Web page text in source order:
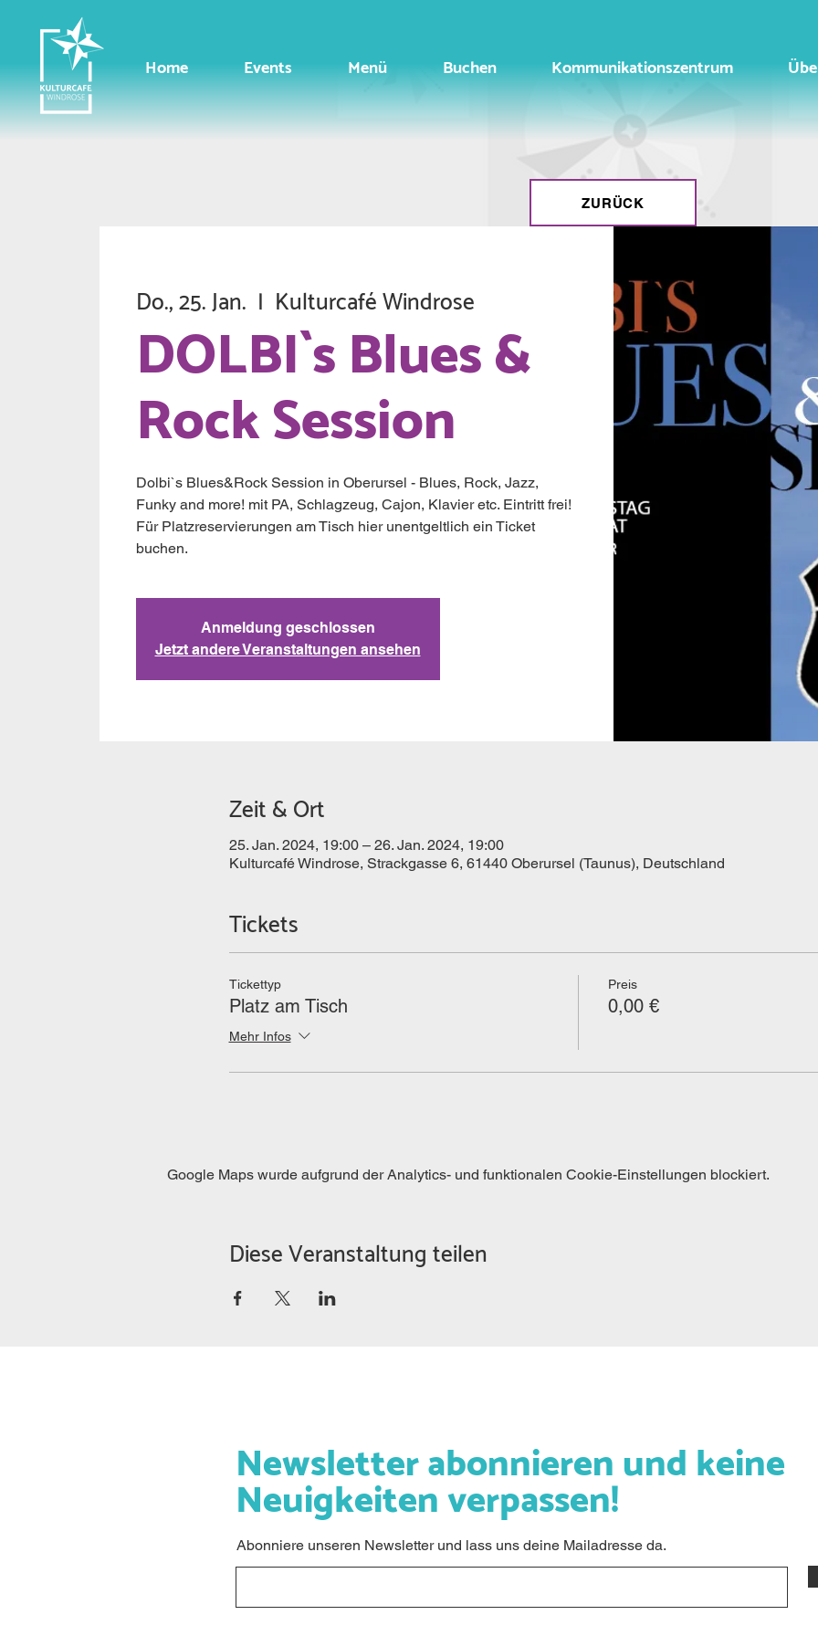
Home Events Menü Buchen Kommunikationszentrum
ZURÜCK
Do., 25. Jan.
  |
Kulturcafé Windrose
DOLBI`s Blues &
Rock Session
Dolbi`s Blues&Rock Session in Oberursel - Blues, Rock, Jazz,
Funky and more! mit PA, Schlagzeug, Cajon, Klavier etc. Eintritt frei!
Für Platzreservierungen am Tisch hier unentgeltlich ein Ticket
buchen.
Anmeldung geschlossen
Jetzt andere Veranstaltungen ansehen
Zeit & Ort
25. Jan. 2024, 19:00 – 26. Jan. 2024, 19:00
Kulturcafé Windrose, Strackgasse 6, 61440 Oberursel (Taunus), Deutschland
Tickets
Tickettyp
Platz am Tisch
Mehr Infos
Preis
0,00 €
Google Maps wurde aufgrund der Analytics- und funktionalen Cookie-Einstellungen blockiert.
Diese Veranstaltung teilen
Newsletter abonnieren und keine
Neuigkeiten verpassen!
Abonniere unseren Newsletter und lass uns deine Mailadresse da.